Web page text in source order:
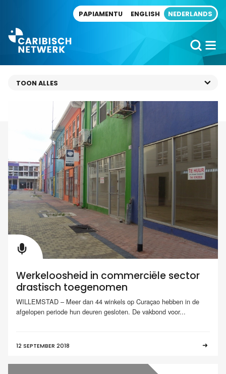
PAPIAMENTU ENGLISH NEDERLANDS
Werkeloosheid in commerciële sector
drastisch toegenomen
WILLEMSTAD – Meer dan 44 winkels op Curaçao hebben in de
afgelopen periode hun deuren gesloten. De vakbond voor...
12 SEPTEMBER 2018